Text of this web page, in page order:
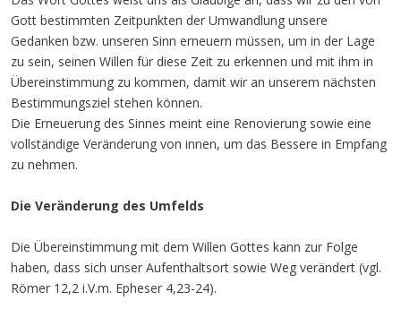
Gott bestimmten Zeitpunkten der Umwandlung unsere
Gedanken bzw. unseren Sinn erneuern müssen, um in der Lage
zu sein, seinen Willen für diese Zeit zu erkennen und mit ihm in
Übereinstimmung zu kommen, damit wir an unserem nächsten
Bestimmungsziel stehen können.
Die Erneuerung des Sinnes meint eine Renovierung sowie eine
vollständige Veränderung von innen, um das Bessere in Empfang
zu nehmen.
Die Veränderung des Umfelds
Die Übereinstimmung mit dem Willen Gottes kann zur Folge
haben, dass sich unser Aufenthaltsort sowie Weg verändert (vgl.
Römer 12,2 i.V.m. Epheser 4,23-24).